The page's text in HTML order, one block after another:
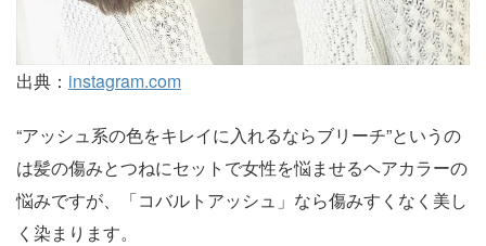
出典： instagram.com
“アッシュ系の色をキレイに入れるならブリーチ”というの
は髪の傷みとつねにセットで女性を悩ませるヘアカラーの
悩みですが、「コバルトアッシュ」なら傷みすくなく美し
く染まります。